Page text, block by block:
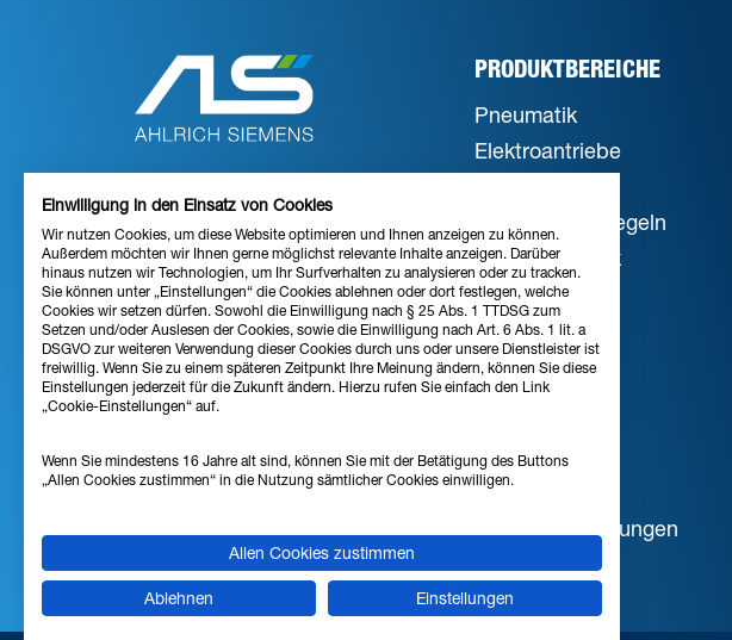
ZUR WEBSITE
PRODUKTBEREICHE
Pneumatik
Elektroantriebe
Steuern und Regeln
Vakuumtechnik
Druckluft
RECHTLICHES
AGB
Datenschutz
Cookie-Einstellungen
Einwilligung in den Einsatz von Cookies
Wir nutzen Cookies, um diese Website optimieren und Ihnen anzeigen zu können.
Außerdem möchten wir Ihnen gerne möglichst relevante Inhalte anzeigen. Darüber
hinaus nutzen wir Technologien, um Ihr Surfverhalten zu analysieren oder zu tracken.
Sie können unter „Einstellungen“ die Cookies ablehnen oder dort festlegen, welche
Cookies wir setzen dürfen. Sowohl die Einwilligung nach § 25 Abs. 1 TTDSG zum
Setzen und/oder Auslesen der Cookies, sowie die Einwilligung nach Art. 6 Abs. 1 lit. a
DSGVO zur weiteren Verwendung dieser Cookies durch uns oder unsere Dienstleister ist
freiwillig. Wenn Sie zu einem späteren Zeitpunkt Ihre Meinung ändern, können Sie diese
Einstellungen jederzeit für die Zukunft ändern. Hierzu rufen Sie einfach den Link
„Cookie-Einstellungen“ auf.
Wenn Sie mindestens 16 Jahre alt sind, können Sie mit der Betätigung des Buttons
„Allen Cookies zustimmen“ in die Nutzung sämtlicher Cookies einwilligen.
Allen Cookies zustimmen
Ablehnen Einstellungen